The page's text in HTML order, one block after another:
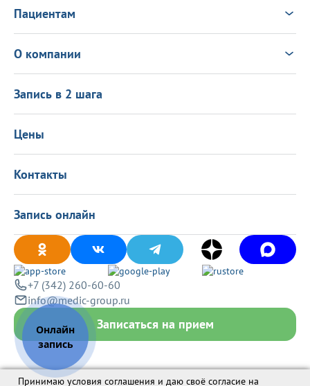
Врачи
Консультация Онлайн
Выезд врача на дом
Пациентам
Новости
Политика в области качества
Подарочные сертификаты
Программа лояльности
О компании
Информация для пациентов
Лицензиии
Вакансии
Политика конфиденциальности
Запись в 2 шага
Цены
Контакты
Запись онлайн
+7 (342) 260-60-60
info@medic-group.ru
Записаться на прием
Принимаю условия соглашения и даю своё согласие на